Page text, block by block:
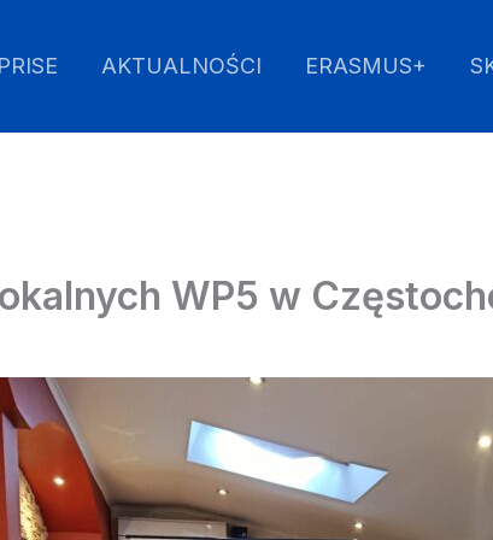
AKTUALNOŚCI ERASMUS+
WP5 w